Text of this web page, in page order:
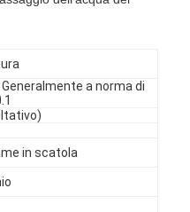
a norma di
in scatola